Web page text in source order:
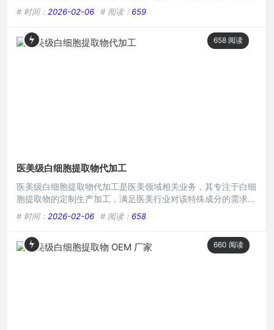
性和功效强度上有一定限制，医美级白细胞提取物则是针对医美
术后等特定需求，经更严格提取工艺制备，能深入修复肌肤损
伤、促进细胞再生，功效更强，但对生产环境和技术要求极高，
价格也更为昂贵。在当下美容护肤与医美领域,白细胞提取物逐
# 时间： 2026-02-06 # 阅读： 659
658 阅读
医美级白细胞提取物代加工
医美级白细胞提取物代加工是医美领域相关业务，其专注于白细
胞提取物的定制生产加工，满足医美行业对该特殊成分的需求，
通过专业工艺，为医美产品研发与生产企业提供白细胞提取物的
代工服务，助力其在医美市场中凭借这一特色成分打造个性化产
品，推动医美产品的创新与发展。在当今医美行业蓬勃发展的浪
潮中,各种前沿技术与产品不断涌现，而医美级白细胞提取物代
# 时间： 2026-02-06 # 阅读： 658
660 阅读